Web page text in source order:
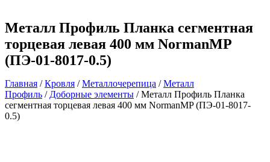
Металл Профиль Планка сегментная
торцевая левая 400 мм NormanMP
(ПЭ-01-8017-0.5)
Главная /Кровля /Металлочерепица /Металл
Профиль / Доборные элементы / Металл Профиль Планка
сегментная торцевая левая 400 мм NormanMP (ПЭ-01-8017-
0.5)